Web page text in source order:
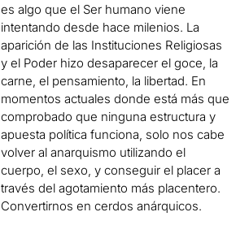
es algo que el Ser humano viene
intentando desde hace milenios. La
aparición de las Instituciones Religiosas
y el Poder hizo desaparecer el goce, la
carne, el pensamiento, la libertad. En
momentos actuales donde está más que
comprobado que ninguna estructura y
apuesta política funciona, solo nos cabe
volver al anarquismo utilizando el
cuerpo, el sexo, y conseguir el placer a
través del agotamiento más placentero.
Convertirnos en cerdos anárquicos.